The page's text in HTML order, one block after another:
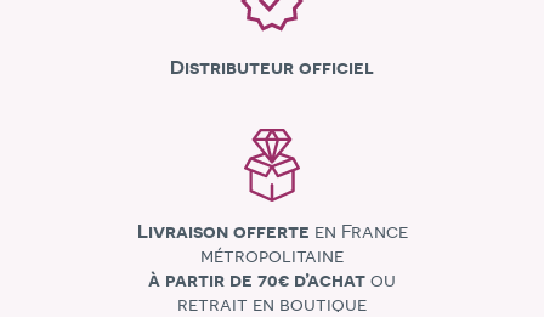
Distributeur officiel
Livraison offerte en France
métropolitaine
à partir de 70€ d’achat ou
retrait en boutique